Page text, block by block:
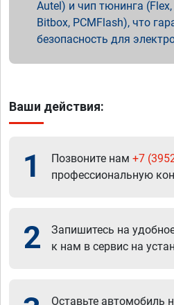
Autel) и чип тюнинга (Flex,
Bitbox, PCMFlash), что
безопасность для
Ваши действия:
1 Позвоните нам +7
профессиональную
2
Запишитесь на
к нам в сервис на
Оставьте автомобиль